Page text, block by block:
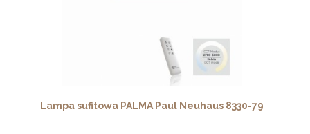
Lampa sufitowa PALMA Paul Neuhaus 8330-79